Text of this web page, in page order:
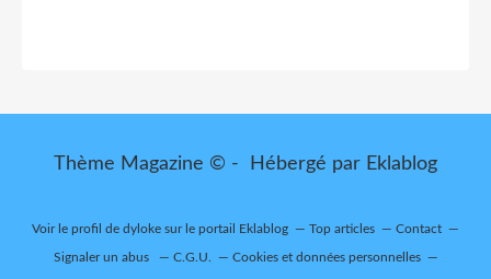
Thème Magazine © - Hébergé par Eklablog
Voir le profil de dyloke sur le portail Eklablog Top articles Contact
Signaler un abus C.G.U. Cookies et données personnelles